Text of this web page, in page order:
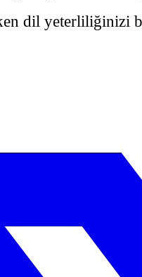
dil yeterliliğinizi